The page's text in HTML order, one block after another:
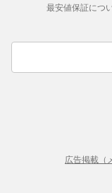
最安値保証につ
広告掲載（